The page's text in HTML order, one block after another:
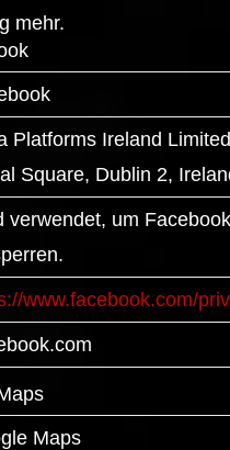
mehr.
Platforms Ireland
Square, Dublin 2,
verwendet, um
www.facebook.com/
Maps